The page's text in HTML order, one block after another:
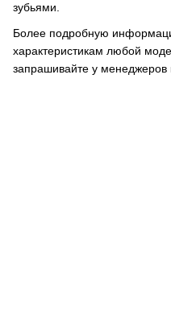
зубьями.
Более подробную
характеристикам любой
запрашивайте у